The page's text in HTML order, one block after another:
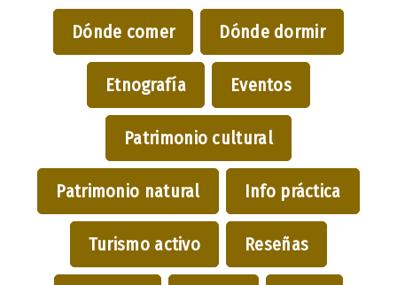
Dónde comer Dónde dormir
Etnografía Eventos
Patrimonio cultural
Patrimonio natural Info práctica
Turismo activo Reseñas